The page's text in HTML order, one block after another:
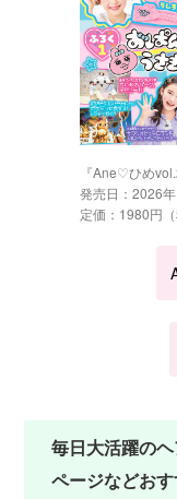
『Ane♡ひめ
発売日：2026
定価：1980円（
毎日大活躍の
ページなどお